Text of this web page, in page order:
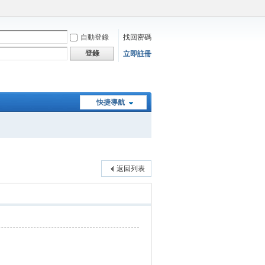
自動登錄
找回密碼
登錄
立即註冊
快捷導航
返回列表